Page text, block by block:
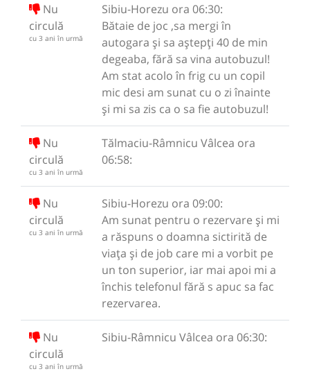
Nu
circulă
cu 3 ani în urmă
Sibiu-Horezu ora 06:30:
Bătaie de joc ,sa mergi în
autogara și sa aștepți 40 de min
degeaba, fără sa vina autobuzul!
Am stat acolo în frig cu un copil
mic desi am sunat cu o zi înainte
și mi sa zis ca o sa fie autobuzul!
Nu
circulă
cu 3 ani în urmă
Tălmaciu-Râmnicu Vâlcea ora
06:58:
Nu
circulă
cu 3 ani în urmă
Sibiu-Horezu ora 09:00:
Am sunat pentru o rezervare și mi
a răspuns o doamna sictirită de
viața și de job care mi a vorbit pe
un ton superior, iar mai apoi mi a
închis telefonul fără s apuc sa fac
rezervarea.
Nu
circulă
cu 3 ani în urmă
Sibiu-Râmnicu Vâlcea ora 06:30: